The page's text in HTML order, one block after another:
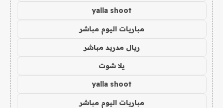
yalla shoot
مباريات اليوم مباشر
ريال مدريد مباشر
يلا شوت
yalla shoot
مباريات اليوم مباشر